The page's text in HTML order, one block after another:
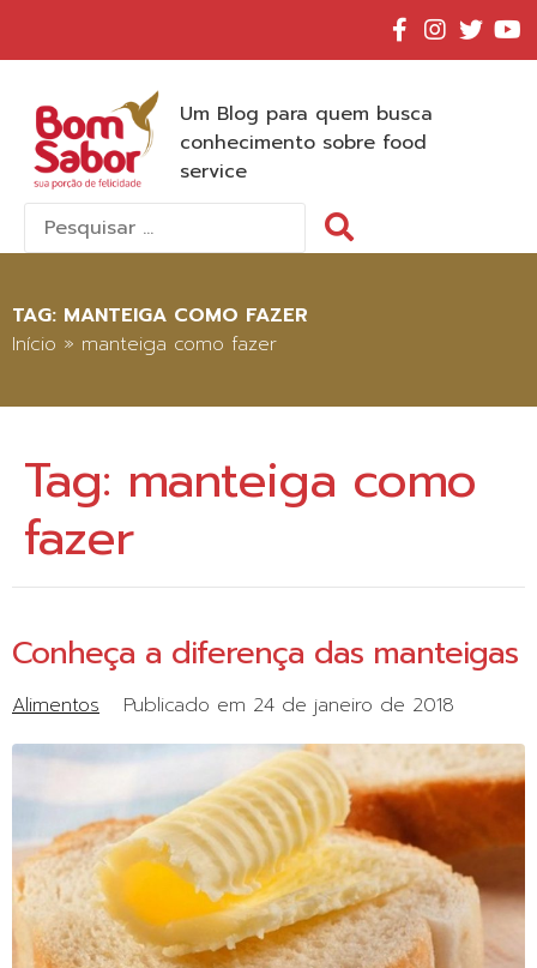
Um Blog para quem busca
conhecimento sobre food
service
Pesquisar
por:
TAG: MANTEIGA COMO FAZER
Início » manteiga como fazer
Tag: manteiga como
fazer
Conheça a diferença das manteigas
Alimentos Publicado em 24 de janeiro de 2018